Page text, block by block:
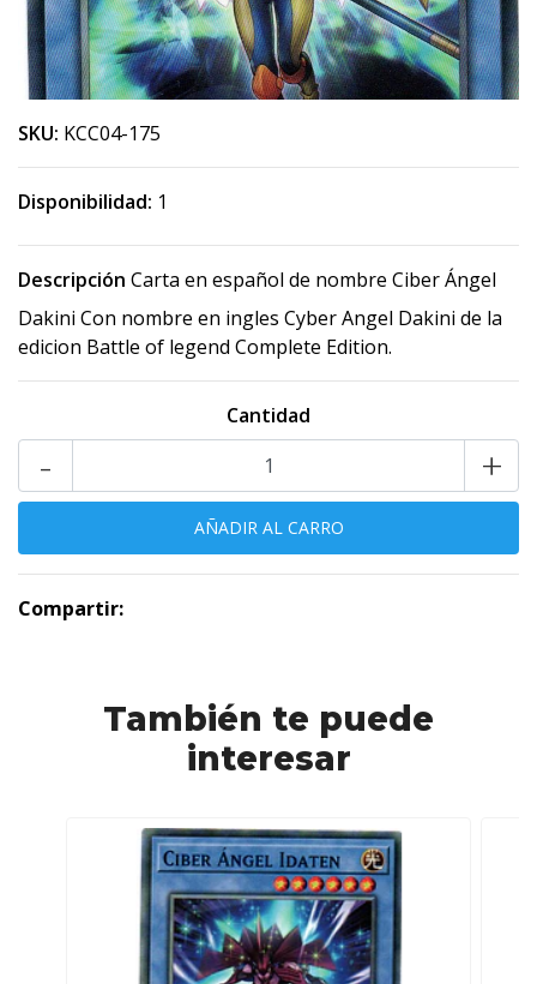
SKU: KCC04-175
Disponibilidad: 1
Descripción Carta en español de nombre Ciber Ángel
Dakini Con nombre en ingles Cyber Angel Dakini de la
edicion Battle of legend Complete Edition.
Cantidad
+
-
Compartir:
También te puede
interesar